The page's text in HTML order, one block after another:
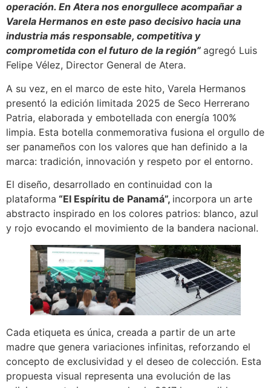
operación. En Atera nos enorgullece acompañar a
Varela Hermanos en este paso decisivo hacia una
industria más responsable, competitiva y
comprometida con el futuro de la región” agregó Luis
Felipe Vélez, Director General de Atera.
A su vez, en el marco de este hito, Varela Hermanos
presentó la edición limitada 2025 de Seco Herrerano
Patria, elaborada y embotellada con energía 100%
limpia. Esta botella conmemorativa fusiona el orgullo de
ser panameños con los valores que han definido a la
marca: tradición, innovación y respeto por el entorno.
El diseño, desarrollado en continuidad con la
plataforma “El Espíritu de Panamá”, incorpora un arte
abstracto inspirado en los colores patrios: blanco, azul
y rojo evocando el movimiento de la bandera nacional.
Cada etiqueta es única, creada a partir de un arte
madre que genera variaciones infinitas, reforzando el
concepto de exclusividad y el deseo de colección. Esta
propuesta visual representa una evolución de las